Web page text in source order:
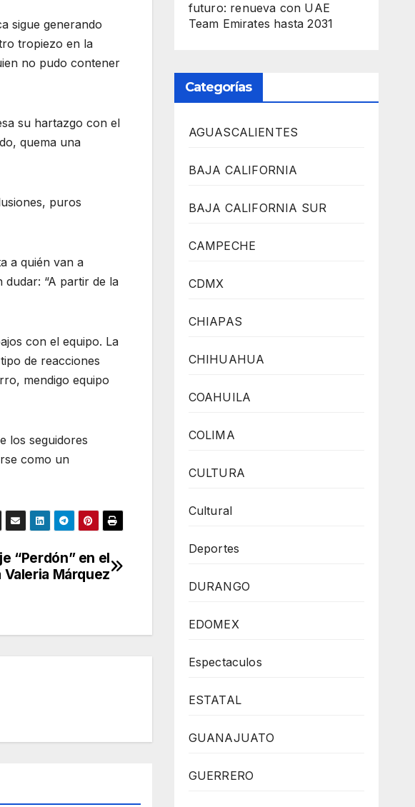
sigue generando
tropiezo en la
no pudo contener
su hartazgo con el
quema una
puros
a quién van a
“A partir de la
con el equipo. La
de reacciones
mendigo equipo
los seguidores
como un
“Perdón” en el
Márquez
futuro: renueva con UAE
Team Emirates hasta 2031
Categorías
AGUASCALIENTES
BAJA CALIFORNIA
BAJA CALIFORNIA SUR
CAMPECHE
CDMX
CHIAPAS
CHIHUAHUA
COAHUILA
COLIMA
CULTURA
Cultural
Deportes
DURANGO
EDOMEX
Espectaculos
ESTATAL
GUANAJUATO
GUERRERO